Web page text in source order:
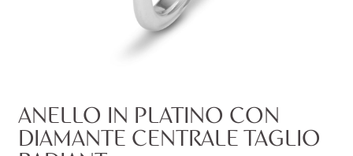
ANELLO IN PLATINO CON
DIAMANTE CENTRALE TAGLIO